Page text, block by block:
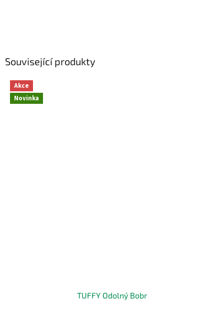
Související produkty
Akce
Novinka
TUFFY Odolný Bobr